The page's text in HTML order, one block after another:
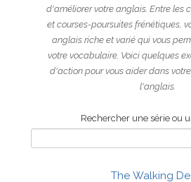
d'améliorer votre anglais. Entre les
et courses-poursuites frénétiques,
anglais riche et varié qui vous
votre vocabulaire. Voici quelques
d'action pour vous aider dans
l'anglais.
Rechercher une série ou
The Walking